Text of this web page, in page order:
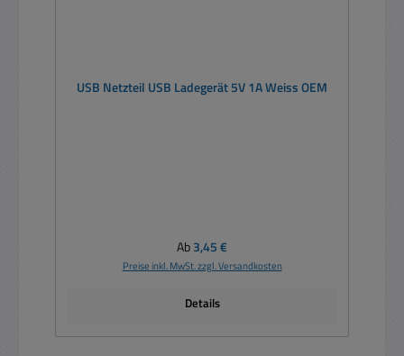
USB Netzteil USB Ladegerät 5V 1A Weiss OEM
Regulärer Preis:
Ab3,45 €
Preise inkl. MwSt. zzgl. Versandkosten
Details